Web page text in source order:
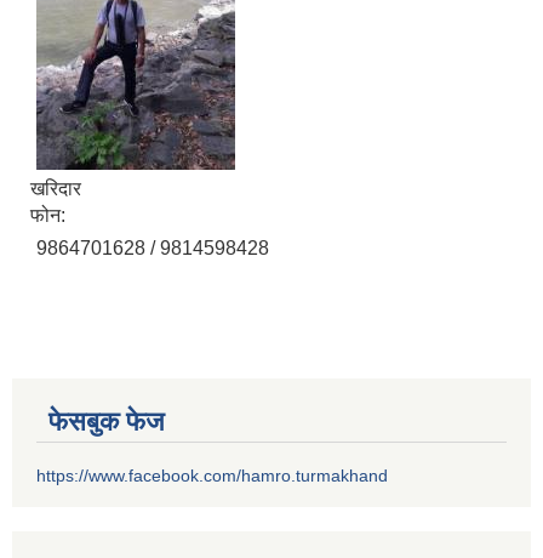
खरिदार
फोन:
9864701628 / 9814598428
फेसबुक फेज
https://www.facebook.com/hamro.turmakhand